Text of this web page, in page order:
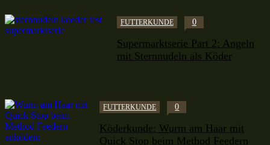
FUTTERKUNDE 0
Supermarktserie Part 2: Angeln
mit Sternnudeln als Köder
FUTTERKUNDE 0
Köderkunde: Wurm am Haar mit
Quick Stop beim Method Feedern